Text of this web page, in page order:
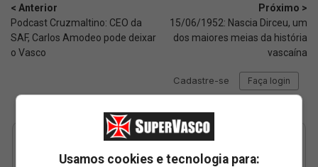
< Anterior
Podcast Cruzmaltino: CEO da
SAF, Carlos Amodeo pode deixar
o Vasco
Próximo >
15/06/1952: Nascia Dirceu, um
dos maiores meias da história
vascaína
Usamos cookies e tecnologia para: